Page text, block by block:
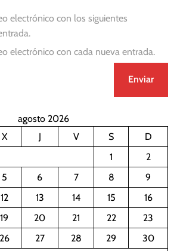
electrónico con los siguientes
electrónico con cada nueva entrada.
agosto 2026
X J V S
D
1
2
5 6 7 8
9
12 13 14 15
16
19 20 21 22
23
26 27 28 29
30